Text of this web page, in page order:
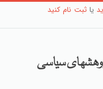
یا ثبت نام کنید